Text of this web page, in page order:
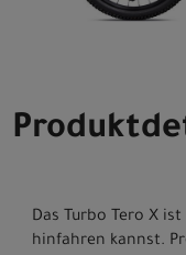
Das Turbo Tero X
hinfahren kannst.